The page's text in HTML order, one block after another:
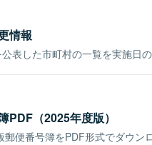
情報
表した市町村の一覧を実施日
PDF（2025年度版）
便番号簿をPDF形式でダウン